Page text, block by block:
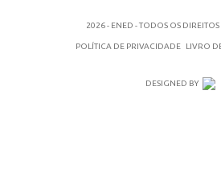
2026 - ENED - TODOS OS DIREITOS
POLÍTICA DE PRIVACIDADE LIVRO
DESIGNED BY